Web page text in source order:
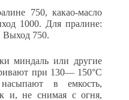
750, какао-масло
1000. Для пралине:
Выход 750.
миндаль или другие
при 130— 150°С
в емкость,
и, не снимая с огня,